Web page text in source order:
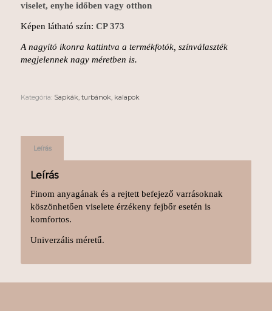
viselet, enyhe időben vagy otthon
Képen látható szín: CP 373
A nagyító ikonra kattintva a termékfotók, színválaszték
megjelennek nagy méretben is.
Kategória: Sapkák, turbánok, kalapok
Leírás
Leírás
Finom anyagának és a rejtett befejező varrásoknak
köszönhetően viselete érzékeny fejbőr esetén is
komfortos.
Univerzális méretű.